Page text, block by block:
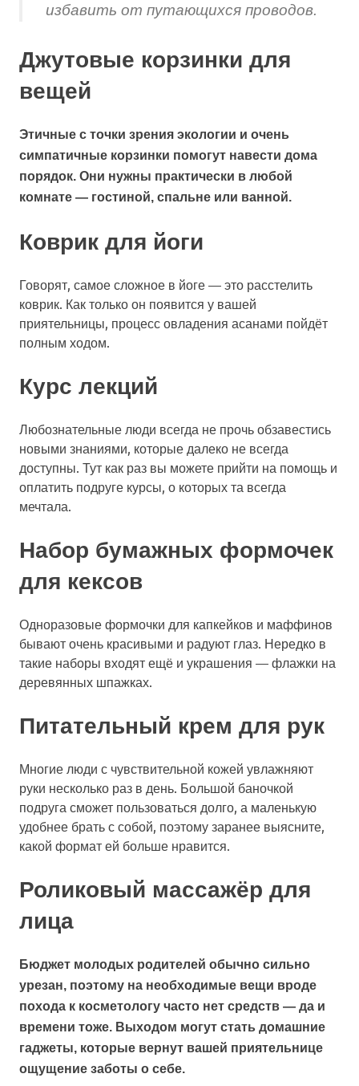
избавить от путающихся проводов.
Джутовые корзинки для
вещей
Этичные с точки зрения экологии и очень
симпатичные корзинки помогут навести дома
порядок. Они нужны практически в любой
комнате — гостиной, спальне или ванной.
Коврик для йоги
Говорят, самое сложное в йоге — это расстелить
коврик. Как только он появится у вашей
приятельницы, процесс овладения асанами пойдёт
полным ходом.
Курс лекций
Любознательные люди всегда не прочь обзавестись
новыми знаниями, которые далеко не всегда
доступны. Тут как раз вы можете прийти на помощь и
оплатить подруге курсы, о которых та всегда
мечтала.
Набор бумажных формочек
для кексов
Одноразовые формочки для капкейков и маффинов
бывают очень красивыми и радуют глаз. Нередко в
такие наборы входят ещё и украшения — флажки на
деревянных шпажках.
Питательный крем для рук
Многие люди с чувствительной кожей увлажняют
руки несколько раз в день. Большой баночкой
подруга сможет пользоваться долго, а маленькую
удобнее брать с собой, поэтому заранее выясните,
какой формат ей больше нравится.
Роликовый массажёр для
лица
Бюджет молодых родителей обычно сильно
урезан, поэтому на необходимые вещи вроде
похода к косметологу часто нет средств — да и
времени тоже. Выходом могут стать домашние
гаджеты, которые вернут вашей приятельнице
ощущение заботы о себе.